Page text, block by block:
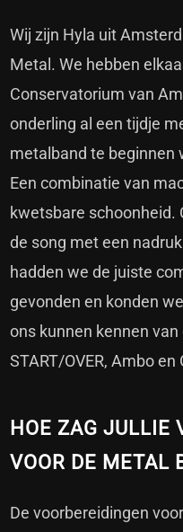
Wij zijn Hyla uit
Metal. We hebben
Conservatorium van
onderling al een tijdje
metalband te beginnen
Een combinatie van
kwetsbare
de song met een
hadden we de juiste
gevonden en konden
ons kunnen kennen
START/OVER, Ambo en
HOE ZAG JULLIE
VOOR DE METAL
De voorbereidingen